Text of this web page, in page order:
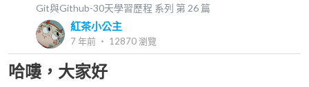
Git與Github-30天學習歷程 系列 第26 篇
紅茶小公主
7 年前 ‧ 12870瀏覽
哈嘍，大家好